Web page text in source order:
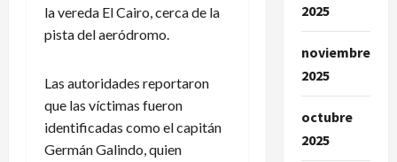
la vereda El Cairo, cerca de la
pista del aeródromo.
Las autoridades reportaron
que las víctimas fueron
identificadas como el capitán
Germán Galindo, quien
2025
noviembre
2025
octubre
2025